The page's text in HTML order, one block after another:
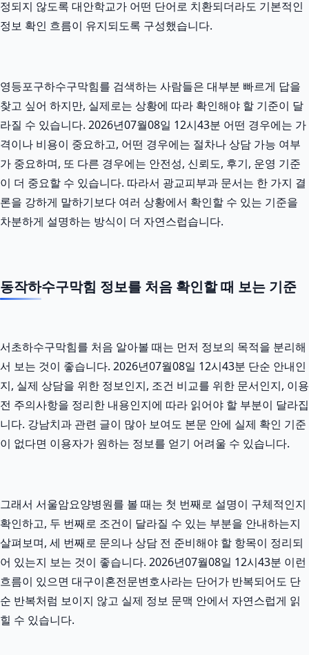
정되지 않도록 대안학교가 어떤 단어로 치환되더라도 기본적인
정보 확인 흐름이 유지되도록 구성했습니다.
영등포구하수구막힘를 검색하는 사람들은 대부분 빠르게 답을
찾고 싶어 하지만, 실제로는 상황에 따라 확인해야 할 기준이 달
라질 수 있습니다. 2026년07월08일 12시43분 어떤 경우에는 가
격이나 비용이 중요하고, 어떤 경우에는 절차나 상담 가능 여부
가 중요하며, 또 다른 경우에는 안전성, 신뢰도, 후기, 운영 기준
이 더 중요할 수 있습니다. 따라서 광교피부과 문서는 한 가지 결
론을 강하게 말하기보다 여러 상황에서 확인할 수 있는 기준을
차분하게 설명하는 방식이 더 자연스럽습니다.
동작하수구막힘 정보를 처음 확인할 때 보는 기준
서초하수구막힘를 처음 알아볼 때는 먼저 정보의 목적을 분리해
서 보는 것이 좋습니다. 2026년07월08일 12시43분 단순 안내인
지, 실제 상담을 위한 정보인지, 조건 비교를 위한 문서인지, 이용
전 주의사항을 정리한 내용인지에 따라 읽어야 할 부분이 달라집
니다. 강남치과 관련 글이 많아 보여도 본문 안에 실제 확인 기준
이 없다면 이용자가 원하는 정보를 얻기 어려울 수 있습니다.
그래서 서울암요양병원를 볼 때는 첫 번째로 설명이 구체적인지
확인하고, 두 번째로 조건이 달라질 수 있는 부분을 안내하는지
살펴보며, 세 번째로 문의나 상담 전 준비해야 할 항목이 정리되
어 있는지 보는 것이 좋습니다. 2026년07월08일 12시43분 이런
흐름이 있으면 대구이혼전문변호사라는 단어가 반복되어도 단
순 반복처럼 보이지 않고 실제 정보 문맥 안에서 자연스럽게 읽
힐 수 있습니다.